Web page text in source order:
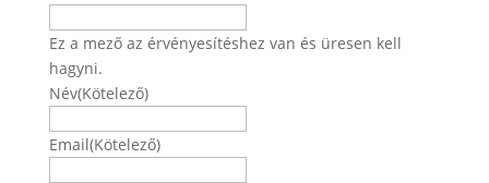
Ez a mező az érvényesítéshez van és üresen kell
hagyni.
Név(Kötelező)
Email(Kötelező)